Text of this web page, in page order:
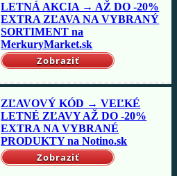
LETNÁ AKCIA → AŽ DO -20%
EXTRA ZĽAVA NA VYBRANÝ
SORTIMENT na
MerkuryMarket.sk
Zobraziť
ZĽAVOVÝ KÓD → VEĽKÉ
LETNÉ ZĽAVY AŽ DO -20%
EXTRA NA VYBRANÉ
PRODUKTY na Notino.sk
Zobraziť